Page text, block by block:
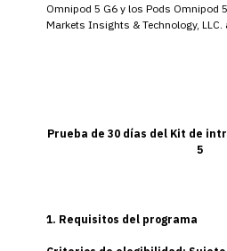
Omnipod 5 G6 y los Pods Omnipod
Markets Insights & Technology, LLC.
Prueba de 30 días del Kit de
5
1. Requisitos del programa